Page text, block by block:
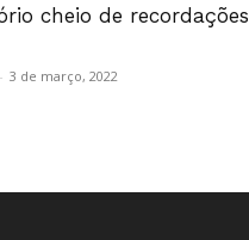
cheio de recordações
- 3 de março, 2022